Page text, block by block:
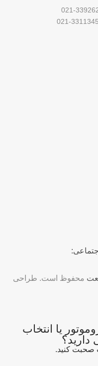
محفوظ است. طراحی
یا انتخاب
صحبت کنید.